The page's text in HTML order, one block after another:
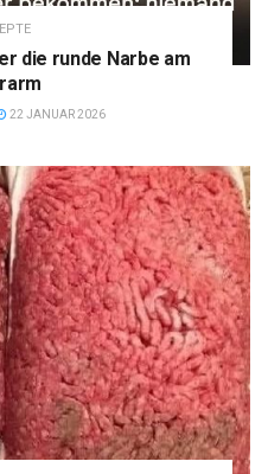
die runde Narbe am
22 JANUAR 2026